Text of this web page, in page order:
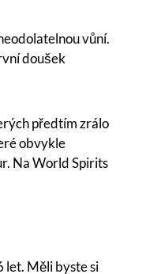
vůní.
doušek
předtím zrálo
obvykle
Na World Spirits
let. Měli byste si